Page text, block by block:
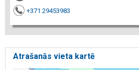
+371 29453983
Atrašanās vieta kartē